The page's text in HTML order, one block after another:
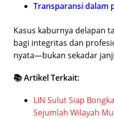
Transparansi dalam
Kasus kaburnya delapan
bagi integritas dan
nyata—bukan sekadar
📚 Artikel Terkait:
LIN Sulut Siap
Sejumlah Wilayah